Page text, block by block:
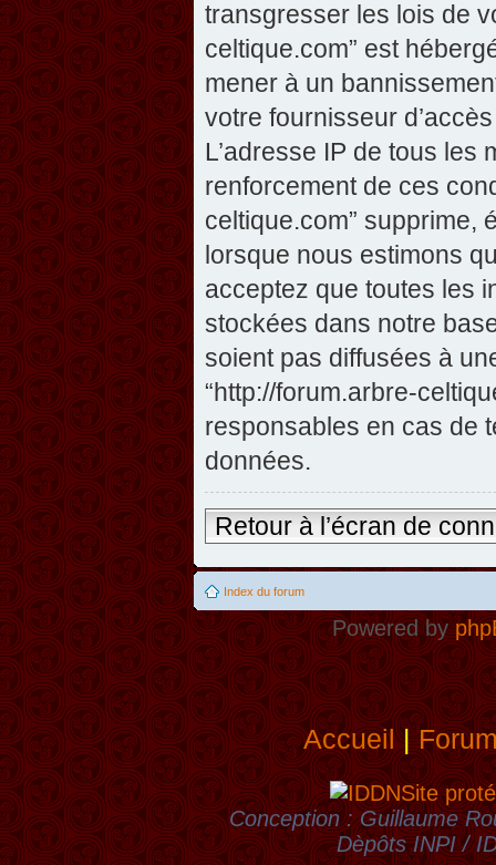
transgresser les lois de
celtique.com” est
mener à un
votre fournisseur
L’adresse IP de tous
renforcement de ces
celtique.com” supprime,
lorsque nous estimons
acceptez que toutes les
stockées dans notre
soient pas diffusées à
“http://forum.arbre-
responsables en cas de
données.
Retour à l’écran de
Index du forum
Powered by
Accueil|
Site
Conception : Guillaume
Dèpôts INPI /